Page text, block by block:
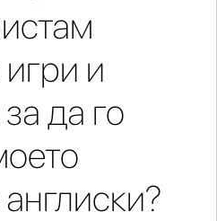
и
да го